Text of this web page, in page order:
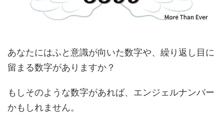
あなたにはふと意識が向いた数字や、繰り返し目に
留まる数字がありますか？
もしそのような数字があれば、エンジェルナンバー
かもしれません。